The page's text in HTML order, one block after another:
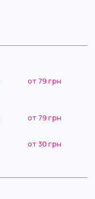
от 79 грн
от 79 грн
от 30 грн